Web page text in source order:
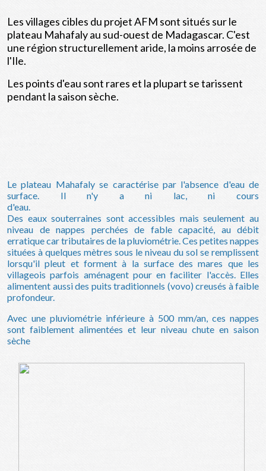
Les villages cibles du projet AFM sont situés sur le
plateau Mahafaly au sud-ouest de Madagascar. C'est
une région structurellement aride, la moins arrosée de
l'Ile.
Les points d'eau sont rares et la plupart se tarissent
pendant la saison sèche.
Le plateau Mahafaly se caractérise par l'absence d'eau de
surface. Il n'y a ni lac, ni cours
Des eaux souterraines sont accessibles mais seulement au
niveau de nappes perchées de fable capacité, au débit
erratique car tributaires de la pluviométrie. Ces petites nappes
situées à quelques mètres sous le niveau du sol se remplissent
lorsqu'il pleut et forment à la surface des mares que les
villageois parfois aménagent pour en faciliter l'accès. Elles
alimentent aussi des puits traditionnels (vovo) creusés à faible
profondeur.
Avec une pluviométrie inférieure à 500 mm/an, ces nappes
sont faiblement alimentées et leur niveau chute en saison
sèche